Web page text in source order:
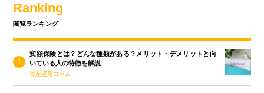
Ranking
閲覧ランキング
変額保険とは？どんな種類がある？メリット・デメリットと向
いている人の特徴を解説
資産運用コラム